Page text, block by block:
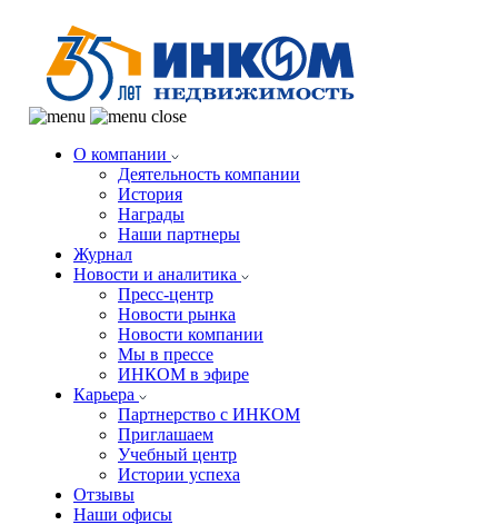
О компании
Деятельность компании
История
Награды
Наши партнеры
Журнал
Новости и аналитика
Пресс-центр
Новости рынка
Новости компании
Мы в прессе
ИНКОМ в эфире
Карьера
Партнерство с ИНКОМ
Приглашаем
Учебный центр
Истории успеха
Отзывы
Наши офисы